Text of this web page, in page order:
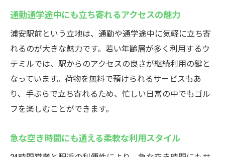
通勤通学途中にも立ち寄れるアクセスの魅力
浦安駅前という立地は、通勤や通学途中に気軽に立ち寄
れるのが大きな魅力です。若い年齢層が多く利用するウ
テミルでは、駅からのアクセスの良さが継続利用の鍵と
なっています。荷物を無料で預けられるサービスもあ
り、手ぶらで立ち寄れるため、忙しい日常の中でもゴル
フを楽しむことができます。
急な空き時間にも通える柔軟な利用スタイル